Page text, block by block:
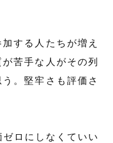
する人たちが増え
苦手な人がその列
。堅牢さも評価さ
ロにしなくていい